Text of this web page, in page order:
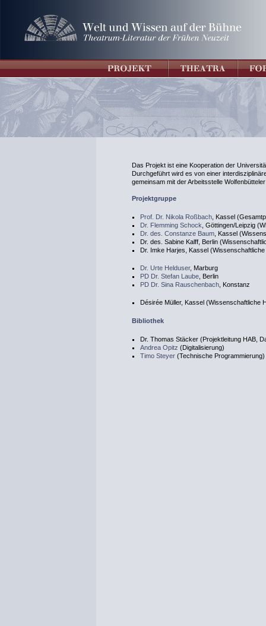
Das Projekt ist eine Kooperation der
Durchgeführt wird es von einer
gemeinsam mit der Arbeitsstelle
Projektgruppe
Prof. Dr. Nikola Roßbach , Kassel
Dr. Flemming Schock , Göttingen/Leipzig
Dr. des. Constanze Baum , Kassel
Dr. des. Sabine Kalff, Berlin
Dr. Imke Harjes, Kassel
Dr. Urte Helduser, Marburg
PD Dr. Stefan Laube , Berlin
PD Dr. Sina Rauschenbach , Konstanz
Désirée Müller, Kassel (Wissenschaftliche
Bibliothek
Dr. Thomas Stäcker (Projektleitung HAB,
Andrea Opitz (Digitalisierung)
Timo Steyer (Technische Programmierung)